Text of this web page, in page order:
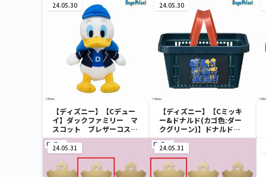
24.05.30
【ディズニー】【Cデュー
イ】ダックファミリー マ
スコット ブレザーコスチ
ューム
24.05.30
【ディズニー】【Cミッキ
ー&ドナルド(カゴ色:ダー
クグリーン)】ドナルドダ
ック ミニメッシュカゴ
24.05.31 24.05.31